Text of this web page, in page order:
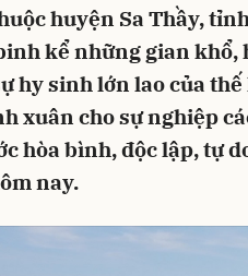
huyện Sa Thầy,
kể những gian
hy sinh lớn lao của
xuân cho sự nghiệp
hòa bình, độc lập, tự
nay.